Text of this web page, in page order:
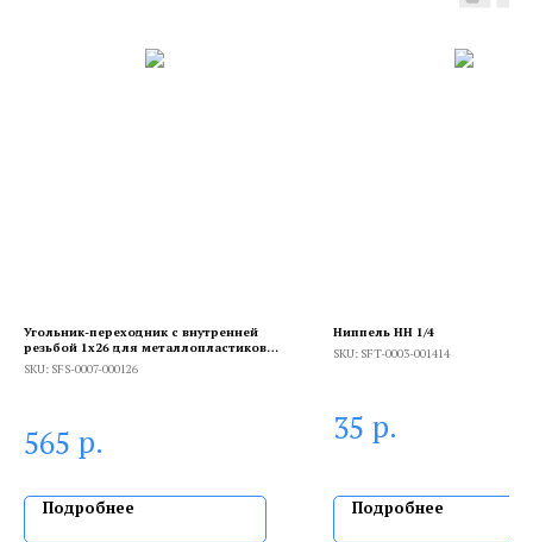
Угольник-переходник с внутренней
резьбой 1x26 для металлопластиковых
труб винтовой
SKU: SFS-0007-000126
565 р.
Подробнее
Ниппель НН 1/4
SKU: SFT-0003-001414
35 р.
Подробнее